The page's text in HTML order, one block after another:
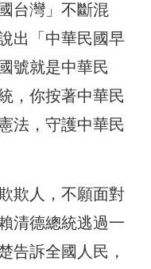
台灣」不斷混
出「中華民國早
號就是中華民
，你按著中華民
法，守護中華民
欺人，不願面對
清德總統逃過一
告訴全國人民，